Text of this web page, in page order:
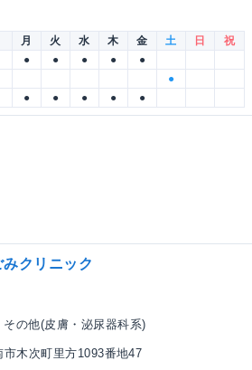
月 火 水 木 金 土 日
祝
● ● ● ●
●
●
● ● ● ● ●
クリニック
の他(皮膚・泌尿器科系)
木次町里方1093番地47